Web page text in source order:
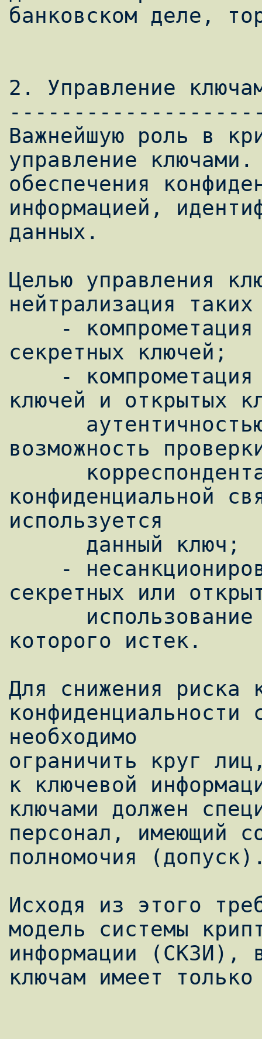
банковском деле,
2. Управление
Важнейшую роль в
управление
обеспечения
информацией,
данных.
Целью управления
нейтрализация
секретных ключей;
ключей и открытых
возможность
конфиденциальной
используется
секретных или
которого истек.
Для снижения риска
конфиденциальности
необходимо
ограничить круг
к ключевой
ключами должен
персонал, имеющий
полномочия
Исходя из этого
модель системы
информации (СКЗИ),
ключам имеет